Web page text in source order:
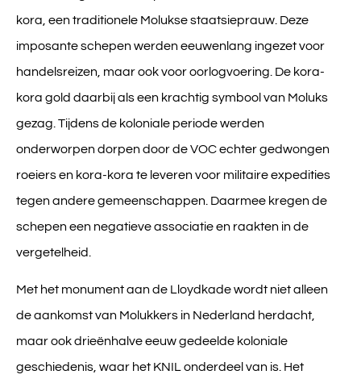
kora, een traditionele Molukse staatsieprauw. Deze
imposante schepen werden eeuwenlang ingezet voor
handelsreizen, maar ook voor oorlogvoering. De kora-
kora gold daarbij als een krachtig symbool van Moluks
gezag. Tijdens de koloniale periode werden
onderworpen dorpen door de VOC echter gedwongen
roeiers en kora-kora te leveren voor militaire expedities
tegen andere gemeenschappen. Daarmee kregen de
schepen een negatieve associatie en raakten in de
vergetelheid.
Met het monument aan de Lloydkade wordt niet alleen
de aankomst van Molukkers in Nederland herdacht,
maar ook drieënhalve eeuw gedeelde koloniale
geschiedenis, waar het KNIL onderdeel van is. Het